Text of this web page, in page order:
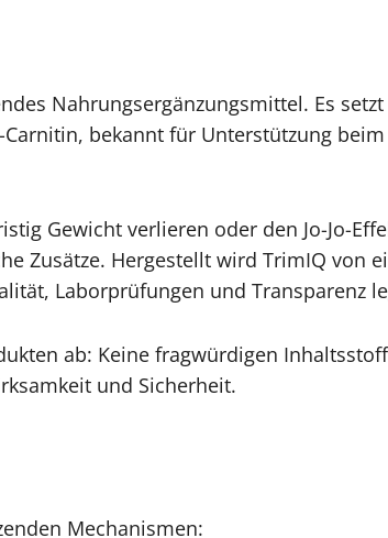
Nahrungsergänzungsmittel. Es
bekannt für Unterstützung
Gewicht verlieren oder den Jo-Jo-
Zusätze. Hergestellt wird TrimIQ von
Laborprüfungen und Transparenz
ab: Keine fragwürdigen
und Sicherheit.
Mechanismen: